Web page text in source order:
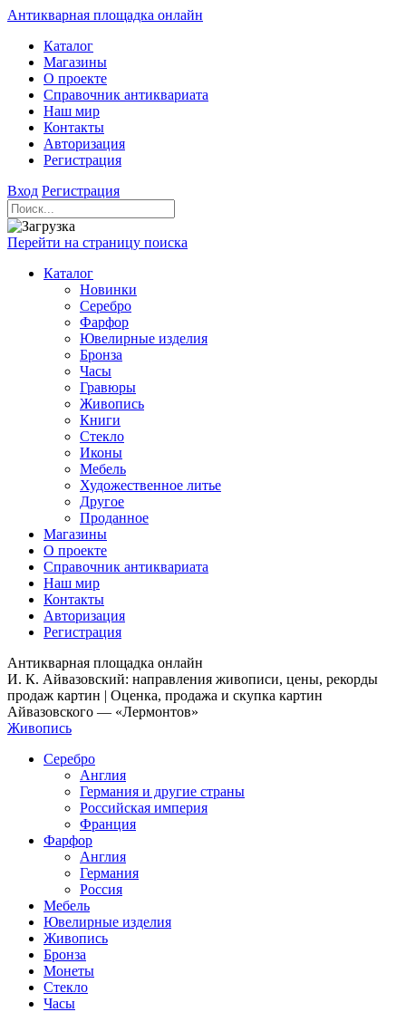
Антикварная площадка онлайн
Каталог
Магазины
О проекте
Справочник антиквариата
Наш мир
Контакты
Авторизация
Регистрация
Вход Регистрация
Перейти на страницу поиска
Каталог
Новинки
Серебро
Фарфор
Ювелирные изделия
Бронза
Часы
Гравюры
Живопись
Книги
Стекло
Иконы
Мебель
Художественное литье
Другое
Проданное
Магазины
О проекте
Справочник антиквариата
Наш мир
Контакты
Авторизация
Регистрация
Антикварная площадка онлайн
И. К. Айвазовский: направления живописи, цены, рекорды
продаж картин | Оценка, продажа и скупка картин
Айвазовского — «Лермонтов»
Живопись
Серебро
Англия
Германия и другие страны
Российская империя
Франция
Фарфор
Англия
Германия
Россия
Мебель
Ювелирные изделия
Живопись
Бронза
Монеты
Стекло
Часы